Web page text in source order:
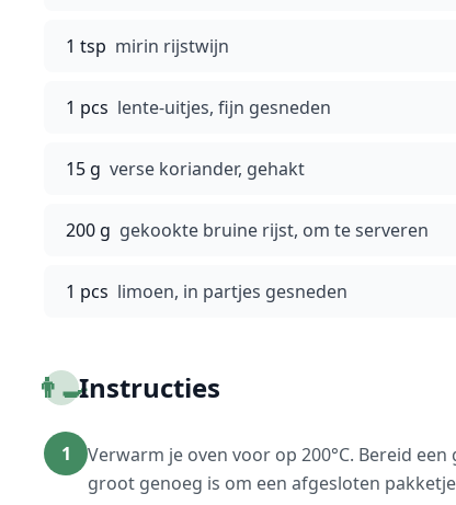
1 tsp mirin rijstwijn
1 pcs lente-uitjes, fijn gesneden
15 g verse koriander, gehakt
200 g gekookte bruine rijst, om te serveren
1 pcs limoen, in partjes gesneden
👨‍🍳Instructies
1
Verwarm je oven voor op 200°C. Bereid
groot genoeg is om een afgesloten